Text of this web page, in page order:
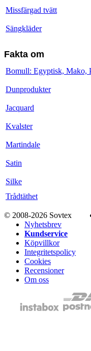
Missfärgad tvätt
Sängkläder
Fakta om
Bomull: Egyptisk, Mako,
Dunprodukter
Jacquard
Kvalster
Martindale
Satin
Silke
Trådtäthet
© 2008-2026 Sovtex
Nyhetsbrev
Kundservice
Köpvillkor
Integritetspolicy
Cookies
Recensioner
Om oss